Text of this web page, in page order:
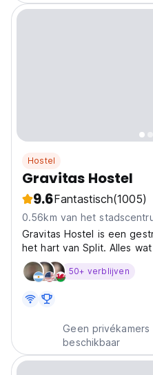
Hostel
Gravitas Hostel
9.6Fantastisch(1005)
0.56km van het
Gravitas Hostel is een
het hart van Split. Alles
vlak naast de deur,
beschermde
alles...
50+ verblijven
Geen privékamers
beschikbaar